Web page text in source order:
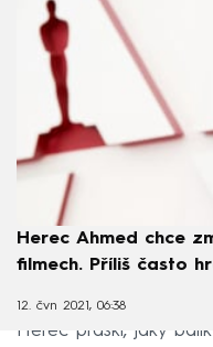
Herec Ahmed chce
filmech. Příliš často
12. čvn 2021, 06:38
Herec práskl, jaký